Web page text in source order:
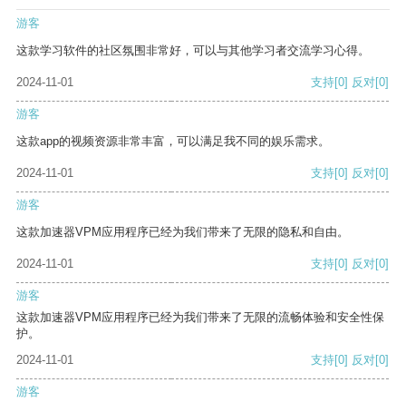
游客
这款学习软件的社区氛围非常好，可以与其他学习者交流学习心得。
2024-11-01 支持[0] 反对[0]
游客
这款app的视频资源非常丰富，可以满足我不同的娱乐需求。
2024-11-01 支持[0] 反对[0]
游客
这款加速器VPM应用程序已经为我们带来了无限的隐私和自由。
2024-11-01 支持[0] 反对[0]
游客
这款加速器VPM应用程序已经为我们带来了无限的流畅体验和安全性保
护。
2024-11-01
支持[0] 反对[0]
游客